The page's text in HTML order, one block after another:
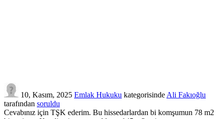
10, Kasım, 2025 Emlak Hukuku kategorisinde Ali Fakıoğlu
tarafından soruldu
Cevabınız için TŞK ederim. Bu hissedarlardan bi komşumun 78 m2